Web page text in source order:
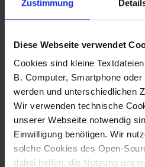
Zustimmung
Diese Webseite verwendet
Cookies sind kleine
B. Computer, Smartphone
werden und unterschiedlichen
Wir verwenden technische
unserer Webseite notwendig
Einwilligung benötigen. Wir
solche Cookies des Open-
dabei helfen, die Nutzung
Fotografo: Lorenz
Sternbach
Download